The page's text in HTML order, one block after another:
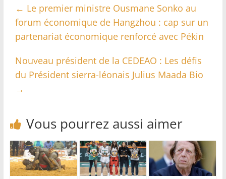
← Le premier ministre Ousmane Sonko au
forum économique de Hangzhou : cap sur un
partenariat économique renforcé avec Pékin
Nouveau président de la CEDEAO : Les défis
du Président sierra-léonais Julius Maada Bio
→
Vous pourrez aussi aimer